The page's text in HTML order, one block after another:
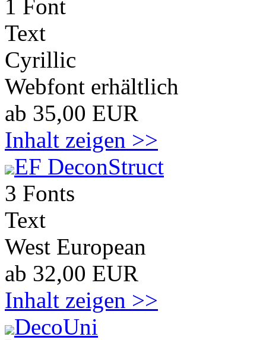
1 Font
Text
Cyrillic
Webfont erhältlich
ab 35,00 EUR
Inhalt zeigen >>
EF DeconStruct
3 Fonts
Text
West European
ab 32,00 EUR
Inhalt zeigen >>
DecoUni